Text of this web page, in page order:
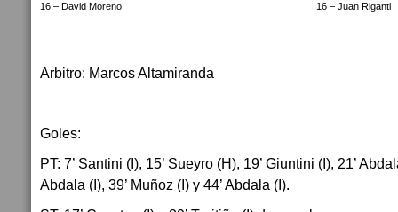
16 – David Moreno 16 – Juan Riganti
Arbitro: Marcos Altamiranda
Goles:
PT: 7’ Santini (I), 15’ Sueyro (H), 19’ Giuntini (I), 21’
Abdala (I), 39’ Muñoz (I) y 44’ Abdala (I).